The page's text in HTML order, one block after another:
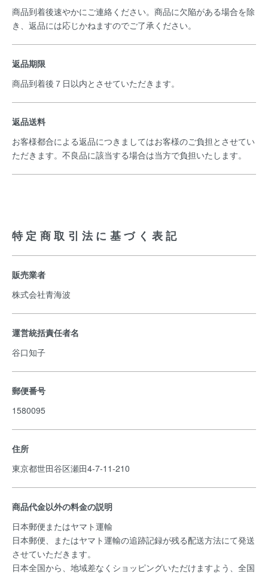
商品到着後速やかにご連絡ください。商品に欠陥がある場合を除
き、返品には応じかねますのでご了承ください。
返品期限
商品到着後７日以内とさせていただきます。
返品送料
お客様都合による返品につきましてはお客様のご負担とさせてい
ただきます。不良品に該当する場合は当方で負担いたします。
特定商取引法に基づく表記
販売業者
株式会社青海波
運営統括責任者名
谷口知子
郵便番号
1580095
住所
東京都世田谷区瀬田4-7-11-210
商品代金以外の料金の説明
日本郵便またはヤマト運輸
日本郵便、またはヤマト運輸の追跡記録が残る配送方法にて発送
させていただきます。
日本全国から、地域差なくショッピングいただけますよう、全国